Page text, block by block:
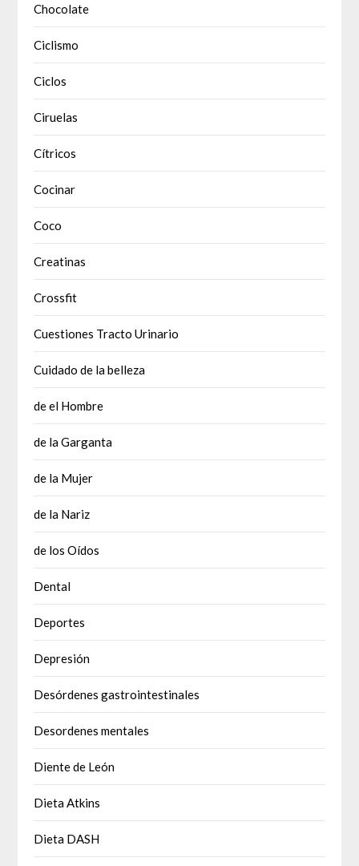
Chocolate
Ciclismo
Ciclos
Ciruelas
Cítricos
Cocinar
Coco
Creatinas
Crossfit
Cuestiones Tracto Urinario
Cuidado de la belleza
de el Hombre
de la Garganta
de la Mujer
de la Nariz
de los Oídos
Dental
Deportes
Depresión
Desórdenes gastrointestinales
Desordenes mentales
Diente de León
Dieta Atkins
Dieta DASH